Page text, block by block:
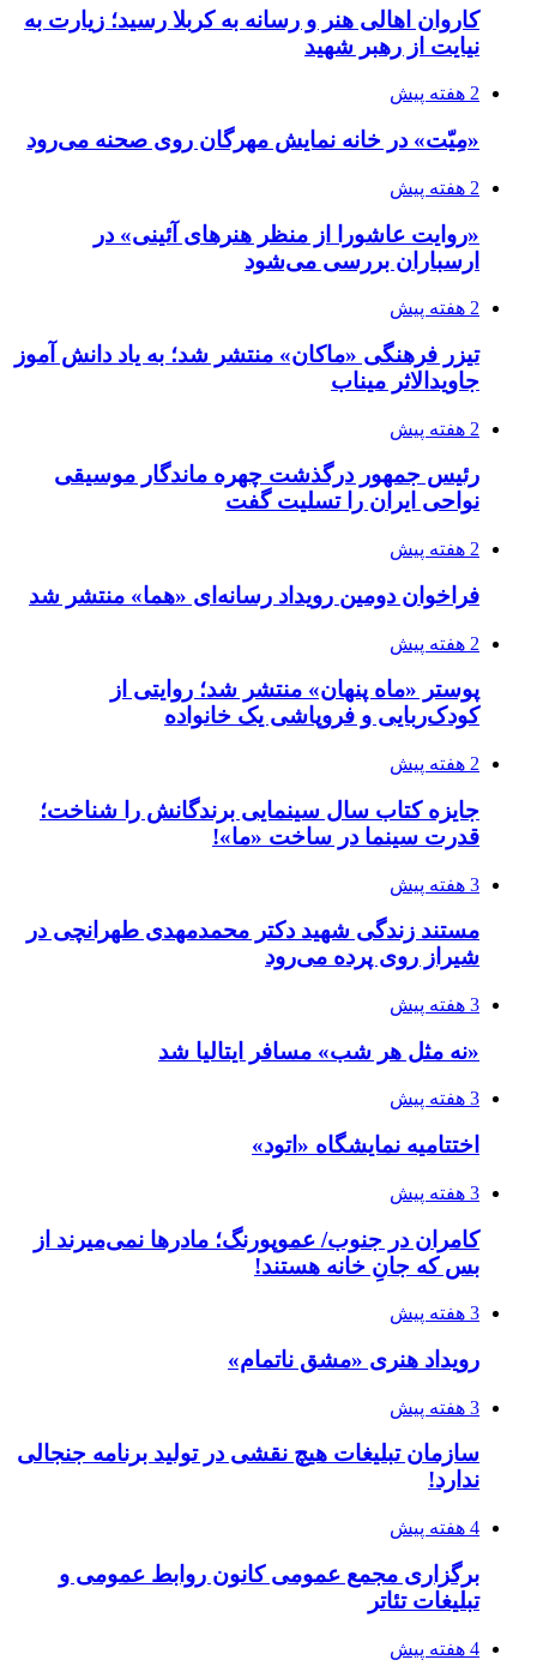
کاروان اهالی هنر و رسانه به کربلا رسید؛ زیارت به
نیایت از رهبر شهید
2 هفته پیش
«مِیّت» در خانه نمایش مهرگان روی صحنه می‌رود
2 هفته پیش
«روایت عاشورا از منظر هنرهای آئینی» در
ارسباران بررسی می‌شود
2 هفته پیش
تیزر فرهنگی «ماکان» منتشر شد؛ به یاد دانش آموز
جاویدالاثر میناب
2 هفته پیش
رئیس جمهور درگذشت چهره ماندگار موسیقی
نواحی ایران را تسلیت گفت
2 هفته پیش
فراخوان دومین رویداد رسانه‌ای «هما» منتشر شد
2 هفته پیش
پوستر «ماه پنهان» منتشر شد؛ روایتی از
کودک‌ربایی و فروپاشی یک خانواده
2 هفته پیش
جایزه کتاب سال سینمایی برندگانش را شناخت؛
قدرت سینما در ساخت «ما»!
3 هفته پیش
مستند زندگی شهید دکتر محمدمهدی طهرانچی در
شیراز روی پرده می‌رود
3 هفته پیش
«نه مثل هر شب» مسافر ایتالیا شد
3 هفته پیش
اختتامیه نمایشگاه «اتود»
3 هفته پیش
کامران در جنوب/ عموپورنگ؛ مادرها نمی‌میرند از
بس که جانِ خانه هستند!
3 هفته پیش
رویداد هنری «مشق ناتمام»
3 هفته پیش
سازمان تبلیغات هیچ نقشی در تولید برنامه جنجالی
ندارد!
4 هفته پیش
برگزاری مجمع عمومی کانون روابط عمومی و
تبلیغات تئاتر
4 هفته پیش